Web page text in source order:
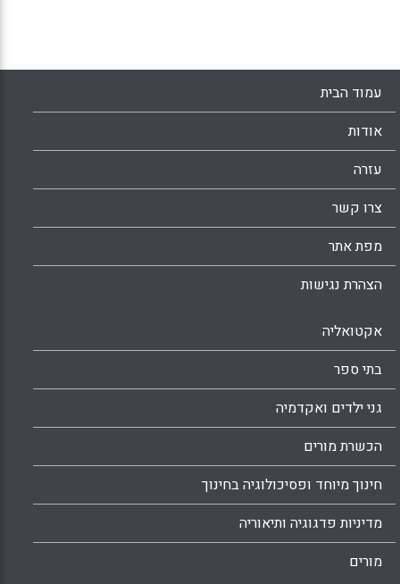
שונים. עם זאת, רוב הטיעונים שסיפקו
התלמידים נמצאו ברמת הבסיס של ההערכה
האפיסטמית ורק מיעוטם היו ברמת הערכה גבוהה.
WhatsApp
Facebook
Email
X
עמוד הבית
אודות
עזרה
צרו קשר
מפת אתר
הצהרת נגישות
אקטואליה
בתי ספר
גני ילדים ואקדמיה
הכשרת מורים
חינוך מיוחד ופסיכולוגיה בחינוך
מדיניות פדגוגיה ותיאוריה
מורים